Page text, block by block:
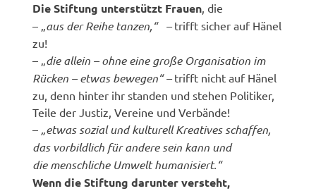
Die Stiftung unterstützt Frauen, die
– „aus der Reihe tanzen,“ –trifft sicher auf Hänel
zu!
– „die allein – ohne eine große Organisation im
Rücken – etwas bewegen“ –trifft nicht auf Hänel
zu, denn hinter ihr standen und stehen Politiker,
Teile der Justiz, Vereine und Verbände!
– „etwas sozial und kulturell Kreatives schaffen,
das vorbildlich für andere sein kann und
die menschliche Umwelt humanisiert.“
Wenn die Stiftung darunter versteht,